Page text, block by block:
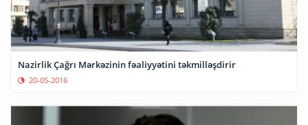
Nazirlik Çağrı Mərkəzinin fəaliyyətini təkmilləşdirir
20-05-2016